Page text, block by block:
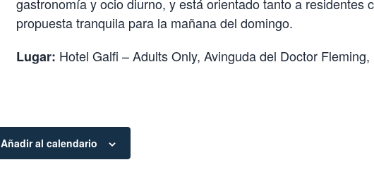
propuesta tranquila para la mañana del domingo.
Lugar: Hotel Galfi – Adults Only, Avinguda del Doctor
Añadir al calendario